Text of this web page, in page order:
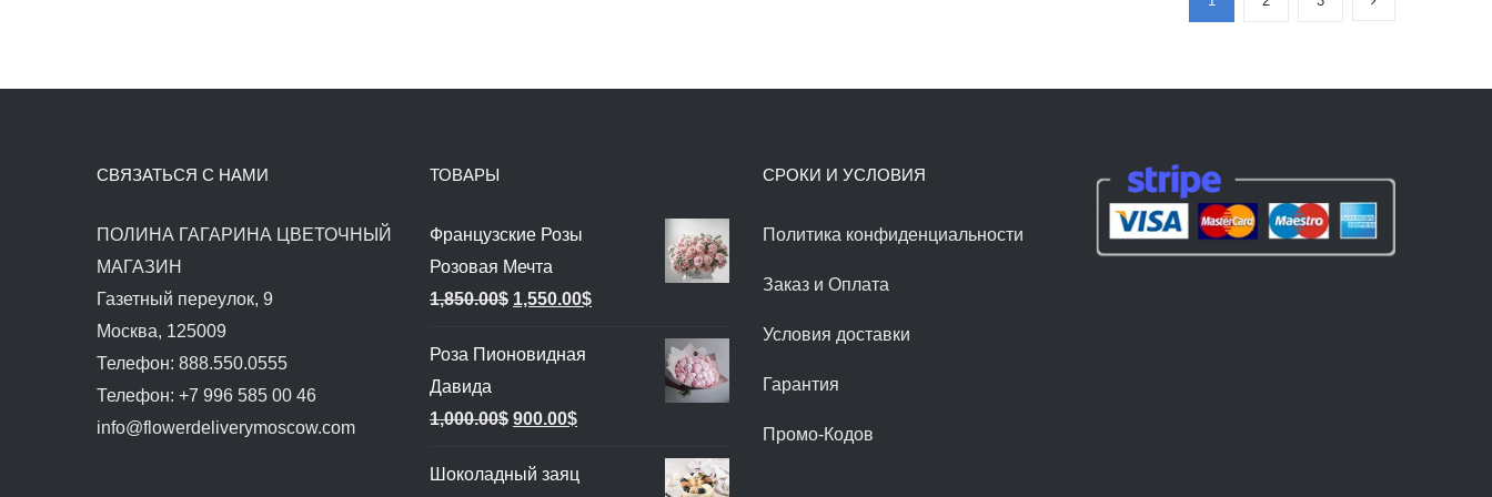
СВЯЗАТЬСЯ С НАМИ
ПОЛИНА ГАГАРИНА ЦВЕТОЧНЫЙ
МАГАЗИН
Газетный переулок, 9
Москва, 125009
Телефон: 888.550.0555
Телефон: +7 996 585 00 46
info@flowerdeliverymoscow.com
ТОВАРЫ
Французские Розы
Розовая Мечта
1,850.00$ Первоначальная
составляла
1,550.00$Текущая
1,550.00$.
Роза Пионовидная
Давида
1,000.00$ Первоначальная
составляла
900.00$Текущая
900.00$.
Шоколадный заяц
СРОКИ И УСЛОВИЯ
Политика конфиденциальности
Заказ и Оплата
Условия доставки
Гарантия
Промо-Кодов